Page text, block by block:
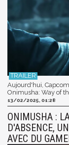
Aujourd'hui,
Onimusha: Way of
13/02/2025, 01:28
ONIMUSHA :
D'ABSENCE,
AVEC DU